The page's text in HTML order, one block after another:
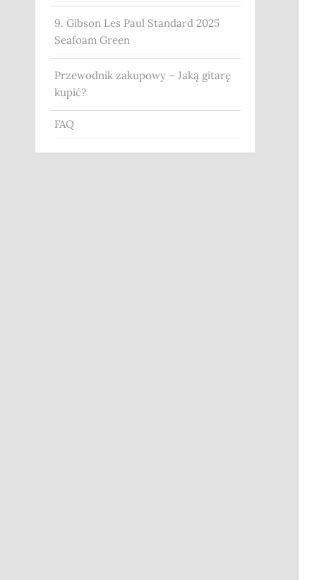
9. Gibson Les Paul Standard 2025
Seafoam Green
Przewodnik zakupowy – Jaką gitarę
kupić?
FAQ